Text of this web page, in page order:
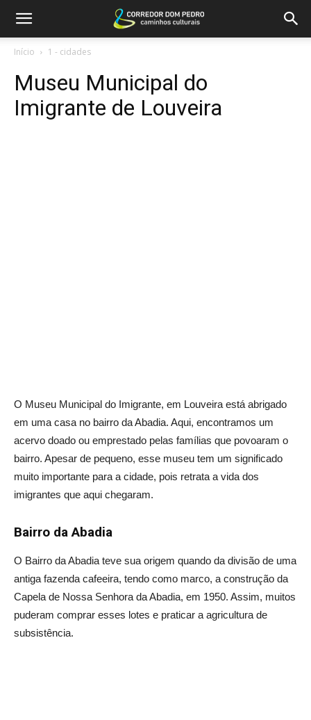
Início 1 - cidades
Museu Municipal do
Imigrante de Louveira
O Museu Municipal do Imigrante, em Louveira está abrigado
em uma casa no bairro da Abadia. Aqui, encontramos um
acervo doado ou emprestado pelas famílias que povoaram o
bairro. Apesar de pequeno, esse museu tem um significado
muito importante para a cidade, pois retrata a vida dos
imigrantes que aqui chegaram.
Bairro da Abadia
O Bairro da Abadia teve sua origem quando da divisão de uma
antiga fazenda cafeeira, tendo como marco, a construção da
Capela de Nossa Senhora da Abadia, em 1950. Assim, muitos
puderam comprar esses lotes e praticar a agricultura de
subsistência.